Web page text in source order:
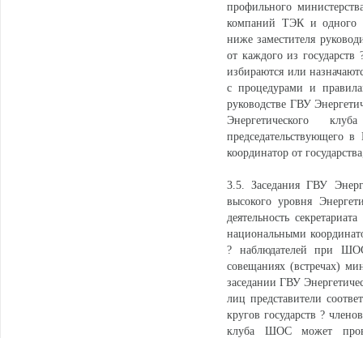
профильного
компаний ТЭК и одного
ниже заместителя
от каждого из
избираются или
с процедурами и
руководстве ГВУ
Энергетического
председательствующего
координатор от
3.5. Заседания ГВУ
высокого уровня
деятельность
национальными
? наблюдателей при
совещаниях (встречах)
заседании ГВУ
лиц представители
кругов государств ?
клуба ШОС может